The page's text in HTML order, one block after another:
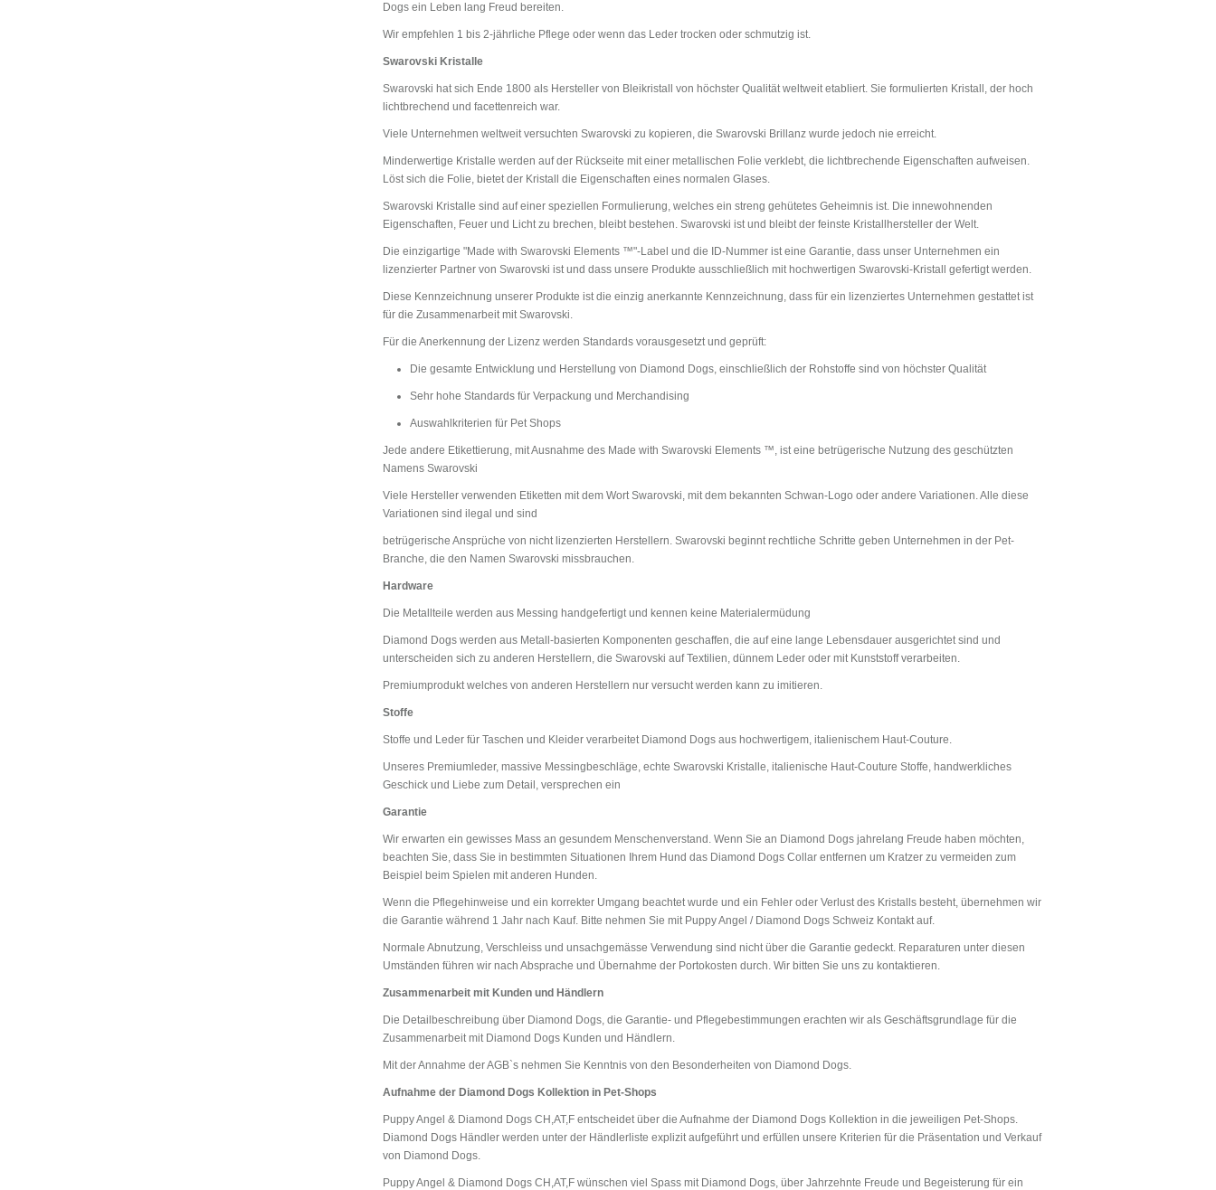
Dogs ein Leben lang Freud bereiten.
Wir empfehlen 1 bis 2-jährliche Pflege oder wenn das Leder trocken oder schmutzig ist.
Swarovski Kristalle
Swarovski hat sich Ende 1800 als Hersteller von Bleikristall von höchster Qualität weltweit etabliert. Sie formulierten Kristall, der hoch
lichtbrechend und facettenreich war.
Viele Unternehmen weltweit versuchten Swarovski zu kopieren, die Swarovski Brillanz wurde jedoch nie erreicht.
Minderwertige Kristalle werden auf der Rückseite mit einer metallischen Folie verklebt, die lichtbrechende Eigenschaften aufweisen.
Löst sich die Folie, bietet der Kristall die Eigenschaften eines normalen Glases.
Swarovski Kristalle sind auf einer speziellen Formulierung, welches ein streng gehütetes Geheimnis ist. Die innewohnenden
Eigenschaften, Feuer und Licht zu brechen, bleibt bestehen. Swarovski ist und bleibt der feinste Kristallhersteller der Welt.
Die einzigartige "Made with Swarovski Elements ™"-Label und die ID-Nummer ist eine Garantie, dass unser Unternehmen ein
lizenzierter Partner von Swarovski ist und dass unsere Produkte ausschließlich mit hochwertigen Swarovski-Kristall gefertigt werden.
Diese Kennzeichnung unserer Produkte ist die einzig anerkannte Kennzeichnung, dass für ein lizenziertes Unternehmen gestattet ist
für die Zusammenarbeit mit Swarovski.
Für die Anerkennung der Lizenz werden Standards vorausgesetzt und geprüft:
Die gesamte Entwicklung und Herstellung von Diamond Dogs, einschließlich der Rohstoffe sind von höchster Qualität
Sehr hohe Standards für Verpackung und Merchandising
Auswahlkriterien für Pet Shops
Jede andere Etikettierung, mit Ausnahme des Made with Swarovski Elements ™, ist eine betrügerische Nutzung des geschützten
Namens Swarovski
Viele Hersteller verwenden Etiketten mit dem Wort Swarovski, mit dem bekannten Schwan-Logo oder andere Variationen. Alle diese
Variationen sind ilegal und sind
betrügerische Ansprüche von nicht lizenzierten Herstellern. Swarovski beginnt rechtliche Schritte geben Unternehmen in der Pet-
Branche, die den Namen Swarovski missbrauchen.
Hardware
Die Metallteile werden aus Messing handgefertigt und kennen keine Materialermüdung
Diamond Dogs werden aus Metall-basierten Komponenten geschaffen, die auf eine lange Lebensdauer ausgerichtet sind und
unterscheiden sich zu anderen Herstellern, die Swarovski auf Textilien, dünnem Leder oder mit Kunststoff verarbeiten.
Premiumprodukt welches von anderen Herstellern nur versucht werden kann zu imitieren.
Stoffe
Stoffe und Leder für Taschen und Kleider verarbeitet Diamond Dogs aus hochwertigem, italienischem Haut-Couture.
Unseres Premiumleder, massive Messingbeschläge, echte Swarovski Kristalle, italienische Haut-Couture Stoffe, handwerkliches
Geschick und Liebe zum Detail, versprechen ein
Garantie
Wir erwarten ein gewisses Mass an gesundem Menschenverstand. Wenn Sie an Diamond Dogs jahrelang Freude haben möchten,
beachten Sie, dass Sie in bestimmten Situationen Ihrem Hund das Diamond Dogs Collar entfernen um Kratzer zu vermeiden zum
Beispiel beim Spielen mit anderen Hunden.
Wenn die Pflegehinweise und ein korrekter Umgang beachtet wurde und ein Fehler oder Verlust des Kristalls besteht, übernehmen wir
die Garantie während 1 Jahr nach Kauf. Bitte nehmen Sie mit Puppy Angel / Diamond Dogs Schweiz Kontakt auf.
Normale Abnutzung, Verschleiss und unsachgemässe Verwendung sind nicht über die Garantie gedeckt. Reparaturen unter diesen
Umständen führen wir nach Absprache und Übernahme der Portokosten durch. Wir bitten Sie uns zu kontaktieren.
Zusammenarbeit mit Kunden und Händlern
Die Detailbeschreibung über Diamond Dogs, die Garantie- und Pflegebestimmungen erachten wir als Geschäftsgrundlage für die
Zusammenarbeit mit Diamond Dogs Kunden und Händlern.
Mit der Annahme der AGB`s nehmen Sie Kenntnis von den Besonderheiten von Diamond Dogs.
Aufnahme der Diamond Dogs Kollektion in Pet-Shops
Puppy Angel & Diamond Dogs CH,AT,F entscheidet über die Aufnahme der Diamond Dogs Kollektion in die jeweiligen Pet-Shops.
Diamond Dogs Händler werden unter der Händlerliste explizit aufgeführt und erfüllen unsere Kriterien für die Präsentation und Verkauf
von Diamond Dogs.
Puppy Angel & Diamond Dogs CH,AT,F wünschen viel Spass mit Diamond Dogs, über Jahrzehnte Freude und Begeisterung für ein